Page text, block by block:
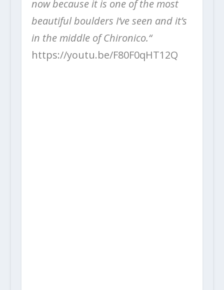
now because it is one of the most
beautiful boulders I‘ve seen and it’s
in the middle of Chironico.“
https://youtu.be/F80F0qHT12Q